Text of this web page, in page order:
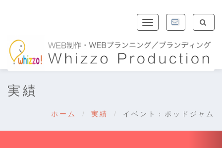
Toggle
navigation
実績
ホーム 実績 イベント：ポッドジャム